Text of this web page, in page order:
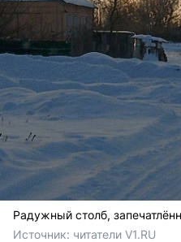
Радужный столб,
Источник: читатели V1.RU